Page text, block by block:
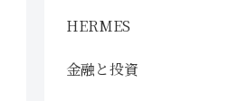
HERMES
金融と投資